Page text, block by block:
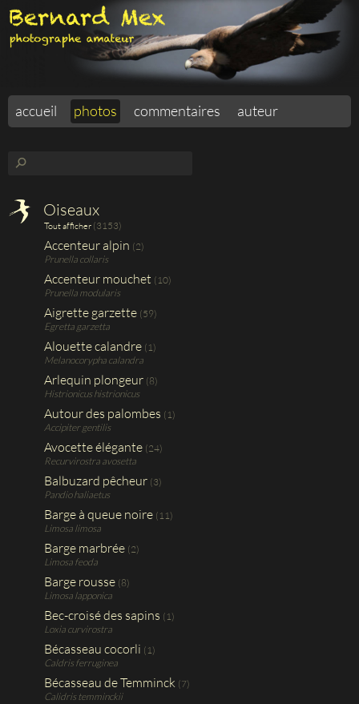
accueil photos commentaires auteur
⚲
Oiseaux
Tout afficher (3153)
Accenteur alpin (2)
Prunella collaris
Accenteur mouchet (10)
Prunella modularis
Aigrette garzette (59)
Egretta garzetta
Alouette calandre (1)
Melanocorypha calandra
Arlequin plongeur (8)
Histrionicus histrionicus
Autour des palombes (1)
Accipiter gentilis
Avocette élégante (24)
Recurvirostra avosetta
Balbuzard pêcheur (3)
Pandio haliaetus
Barge à queue noire (11)
Limosa limosa
Barge marbrée (2)
Limosa feoda
Barge rousse (8)
Limosa lapponica
Bec-croisé des sapins (1)
Loxia curvirostra
Bécasseau cocorli (1)
Caldris ferruginea
Bécasseau de Temminck (7)
Calidris temminckii